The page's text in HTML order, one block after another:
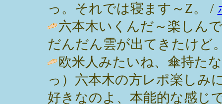
っ。それでは寝ます～Z。 /
六本木いくんだ～楽しん
だんだん雲が出てきたけど
欧米人みたいね、傘持た
っ）六本木の方レポ楽しみ
好きなのよ、本能的な感じ